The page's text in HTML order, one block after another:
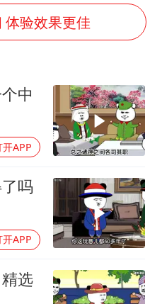
女子利用漏洞0元薅走3000多件家电
新局 实干挑大梁
体验效果更佳
中
开APP
吗
开APP
选